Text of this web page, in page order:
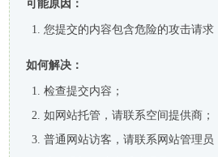
可能原因：
您提交的内容包含危险的攻击请求
如何解决：
检查提交内容；
如网站托管，请联系空间提供商；
普通网站访客，请联系网站管理员